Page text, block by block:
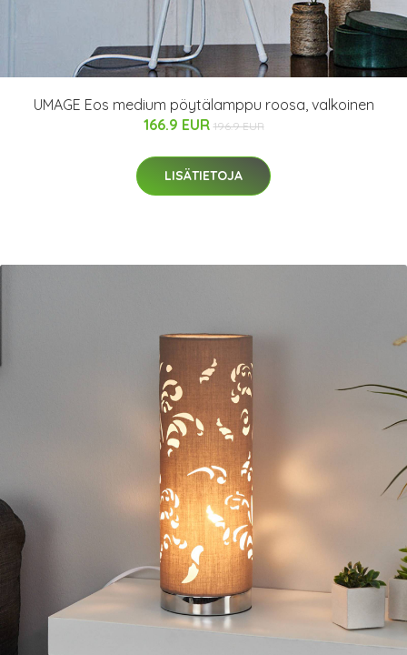
UMAGE Eos medium pöytälamppu roosa, valkoinen
166.9 EUR 196.9 EUR
LISÄTIETOJA